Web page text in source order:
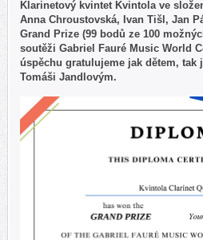
Klarinetový kvintet Kvintola ve
Anna Chroustovská, Ivan Tišl, Jan
Grand Prize (99 bodů ze 100
soutěži Gabriel Fauré Music World
úspěchu gratulujeme jak dětem, tak
Tomáši Jandlovým.